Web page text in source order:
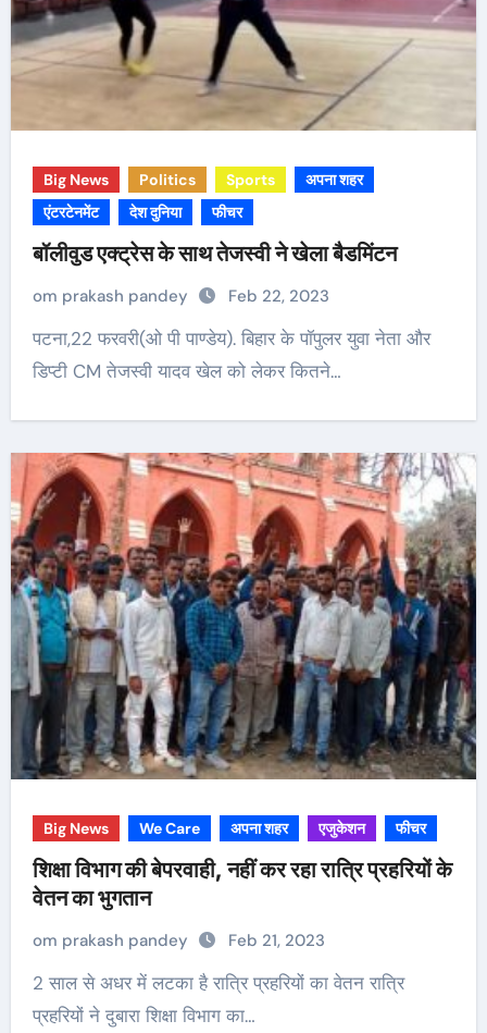
Big News Politics Sports
अपना शहर
एंटरटेनमेंट
देश दुनिया फीचर
बॉलीवुड एक्ट्रेस के साथ तेजस्वी ने खेला बैडमिंटन
om prakash pandey Feb 22, 2023
पटना,22 फरवरी(ओ पी पाण्डेय). बिहार के पॉपुलर युवा नेता और
डिप्टी CM तेजस्वी यादव खेल को लेकर कितने…
Big News We Care अपना शहर एजुकेशन फीचर
शिक्षा विभाग की बेपरवाही, नहीं कर रहा रात्रि प्रहरियों के
वेतन का भुगतान
om prakash pandey Feb 21, 2023
2 साल से अधर में लटका है रात्रि प्रहरियों का वेतन रात्रि
प्रहरियों ने दुबारा शिक्षा विभाग का…